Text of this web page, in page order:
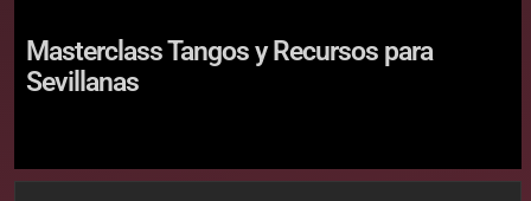
Masterclass Tangos y Recursos para
Sevillanas